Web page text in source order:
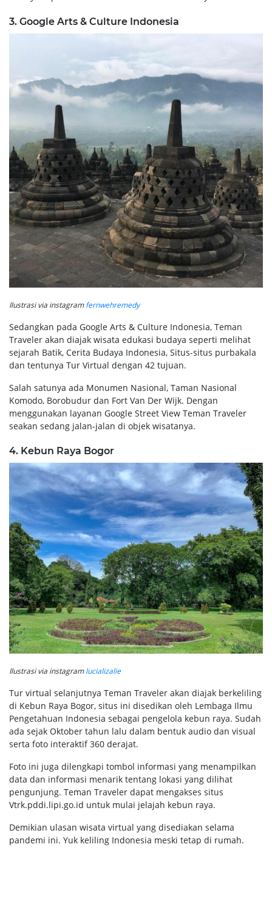
3. Google Arts & Culture Indonesia
Ilustrasi via instagramfernwehremedy
Sedangkan pada Google Arts & Culture Indonesia, Teman
Traveler akan diajak wisata edukasi budaya seperti melihat
sejarah Batik, Cerita Budaya Indonesia, Situs-situs purbakala
dan tentunya Tur Virtual dengan 42 tujuan.
Salah satunya ada Monumen Nasional, Taman Nasional
Komodo, Borobudur dan Fort Van Der Wijk. Dengan
menggunakan layanan Google Street View Teman Traveler
seakan sedang jalan-jalan di objek wisatanya.
4. Kebun Raya Bogor
Ilustrasi via instagramlucializalie
Tur virtual selanjutnya Teman Traveler akan diajak berkeliling
di Kebun Raya Bogor, situs ini disedikan oleh Lembaga Ilmu
Pengetahuan Indonesia sebagai pengelola kebun raya. Sudah
ada sejak Oktober tahun lalu dalam bentuk audio dan visual
serta foto interaktif 360 derajat.
Foto ini juga dilengkapi tombol informasi yang menampilkan
data dan informasi menarik tentang lokasi yang dilihat
pengunjung. Teman Traveler dapat mengakses situs
Vtrk.pddi.lipi.go.id untuk mulai jelajah kebun raya.
Demikian ulasan wisata virtual yang disediakan selama
pandemi ini. Yuk keliling Indonesia meski tetap di rumah.